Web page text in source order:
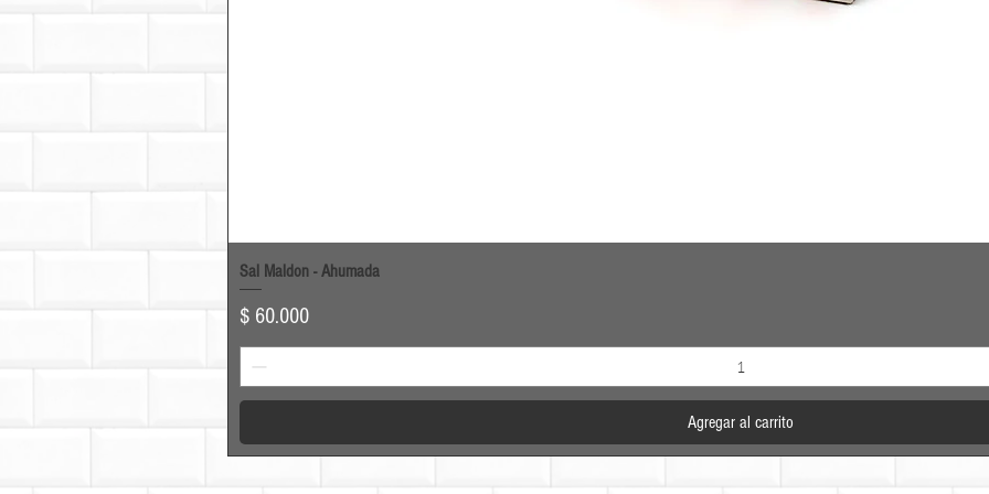
Sal Maldon - Ahumada
Precio
$ 60.000
Agregar al carrito